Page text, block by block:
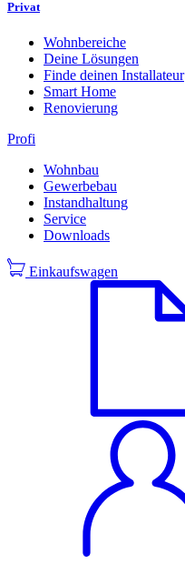
Privat
Wohnbereiche
Deine Lösungen
Finde deinen Installateur
Smart Home
Renovierung
Profi
Wohnbau
Gewerbebau
Instandhaltung
Service
Downloads
Einkaufswagen